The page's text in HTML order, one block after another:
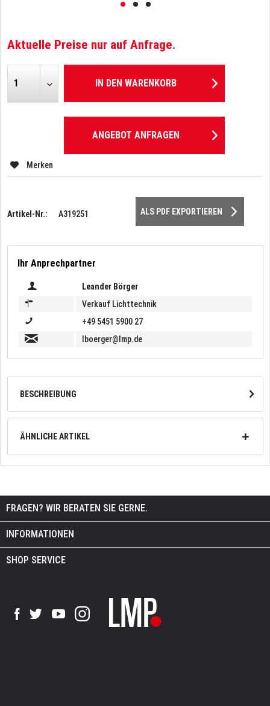
Aktuelle Preise nur auf Anfrage.
IN DEN WARENKORB
ANGEBOT ANFRAGEN
Merken
Artikel-Nr.: A319251 ALS PDF EXPORTIEREN
Ihr Anprechpartner
Leander Börger
Verkauf Lichttechnik
+49 5451 5900 27
lboerger@lmp.de
BESCHREIBUNG
ÄHNLICHE ARTIKEL
FRAGEN? WIR BERATEN SIE GERNE.
INFORMATIONEN
SHOP SERVICE